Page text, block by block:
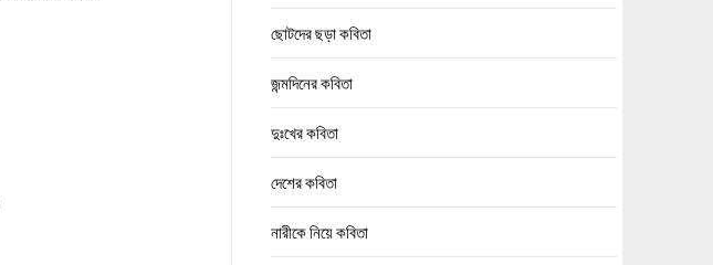
ছোটদের ছড়া কবিতা
জন্মদিনের কবিতা
দুঃখের কবিতা
দেশের কবিতা
নারীকে নিয়ে কবিতা